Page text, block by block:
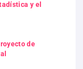
y el
de